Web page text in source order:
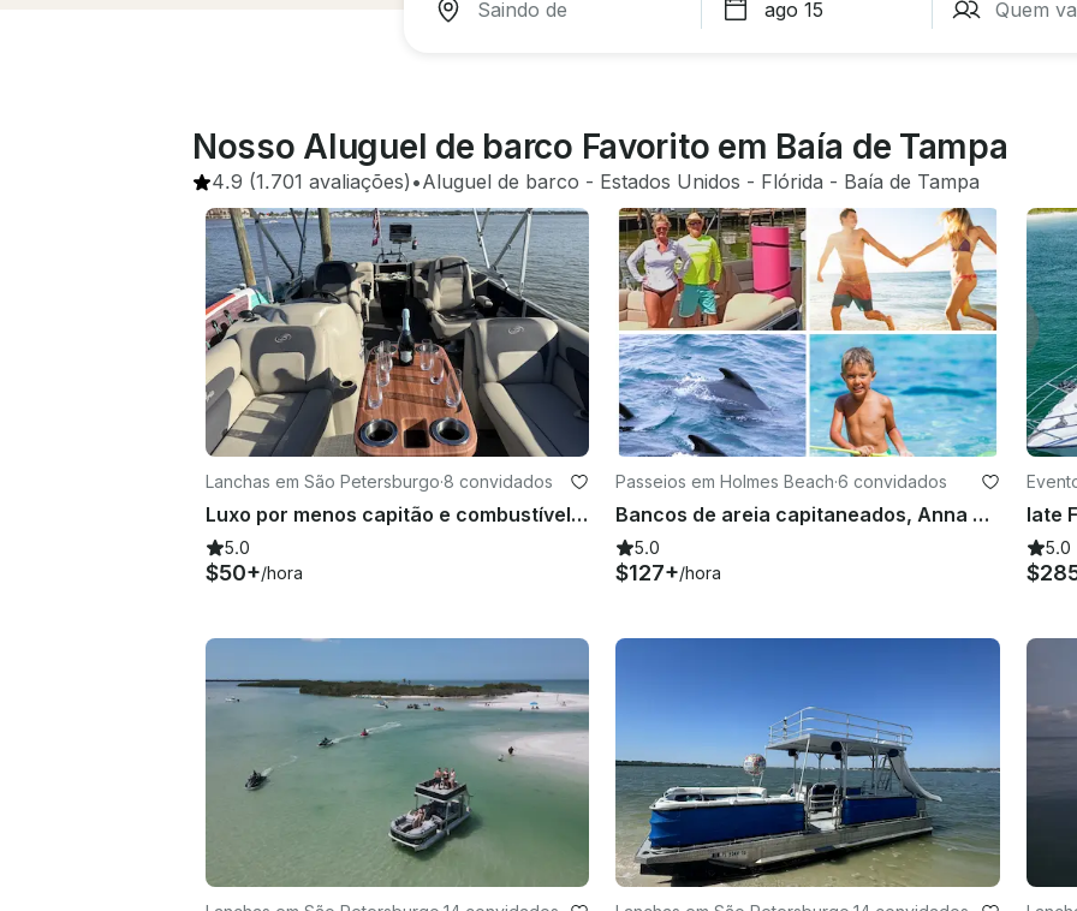
Nosso Aluguel de barco Favorito em Baía de Tampa
4.9 (1.701 avaliações) •Aluguel de barco - Estados Unidos - Flórida - Baía de Tampa
Lanchas em São Petersburgo·8 convidados
Luxo por menos capitão e combustível incluídos
5.0
$50+/hora
Passeios em Holmes Beach·6 convidados
Bancos de areia capitaneados, Anna Maria Family Fun, de peixes judeus a apenas para adultos, chave de passagem
5.0
$127+/hora
5.0